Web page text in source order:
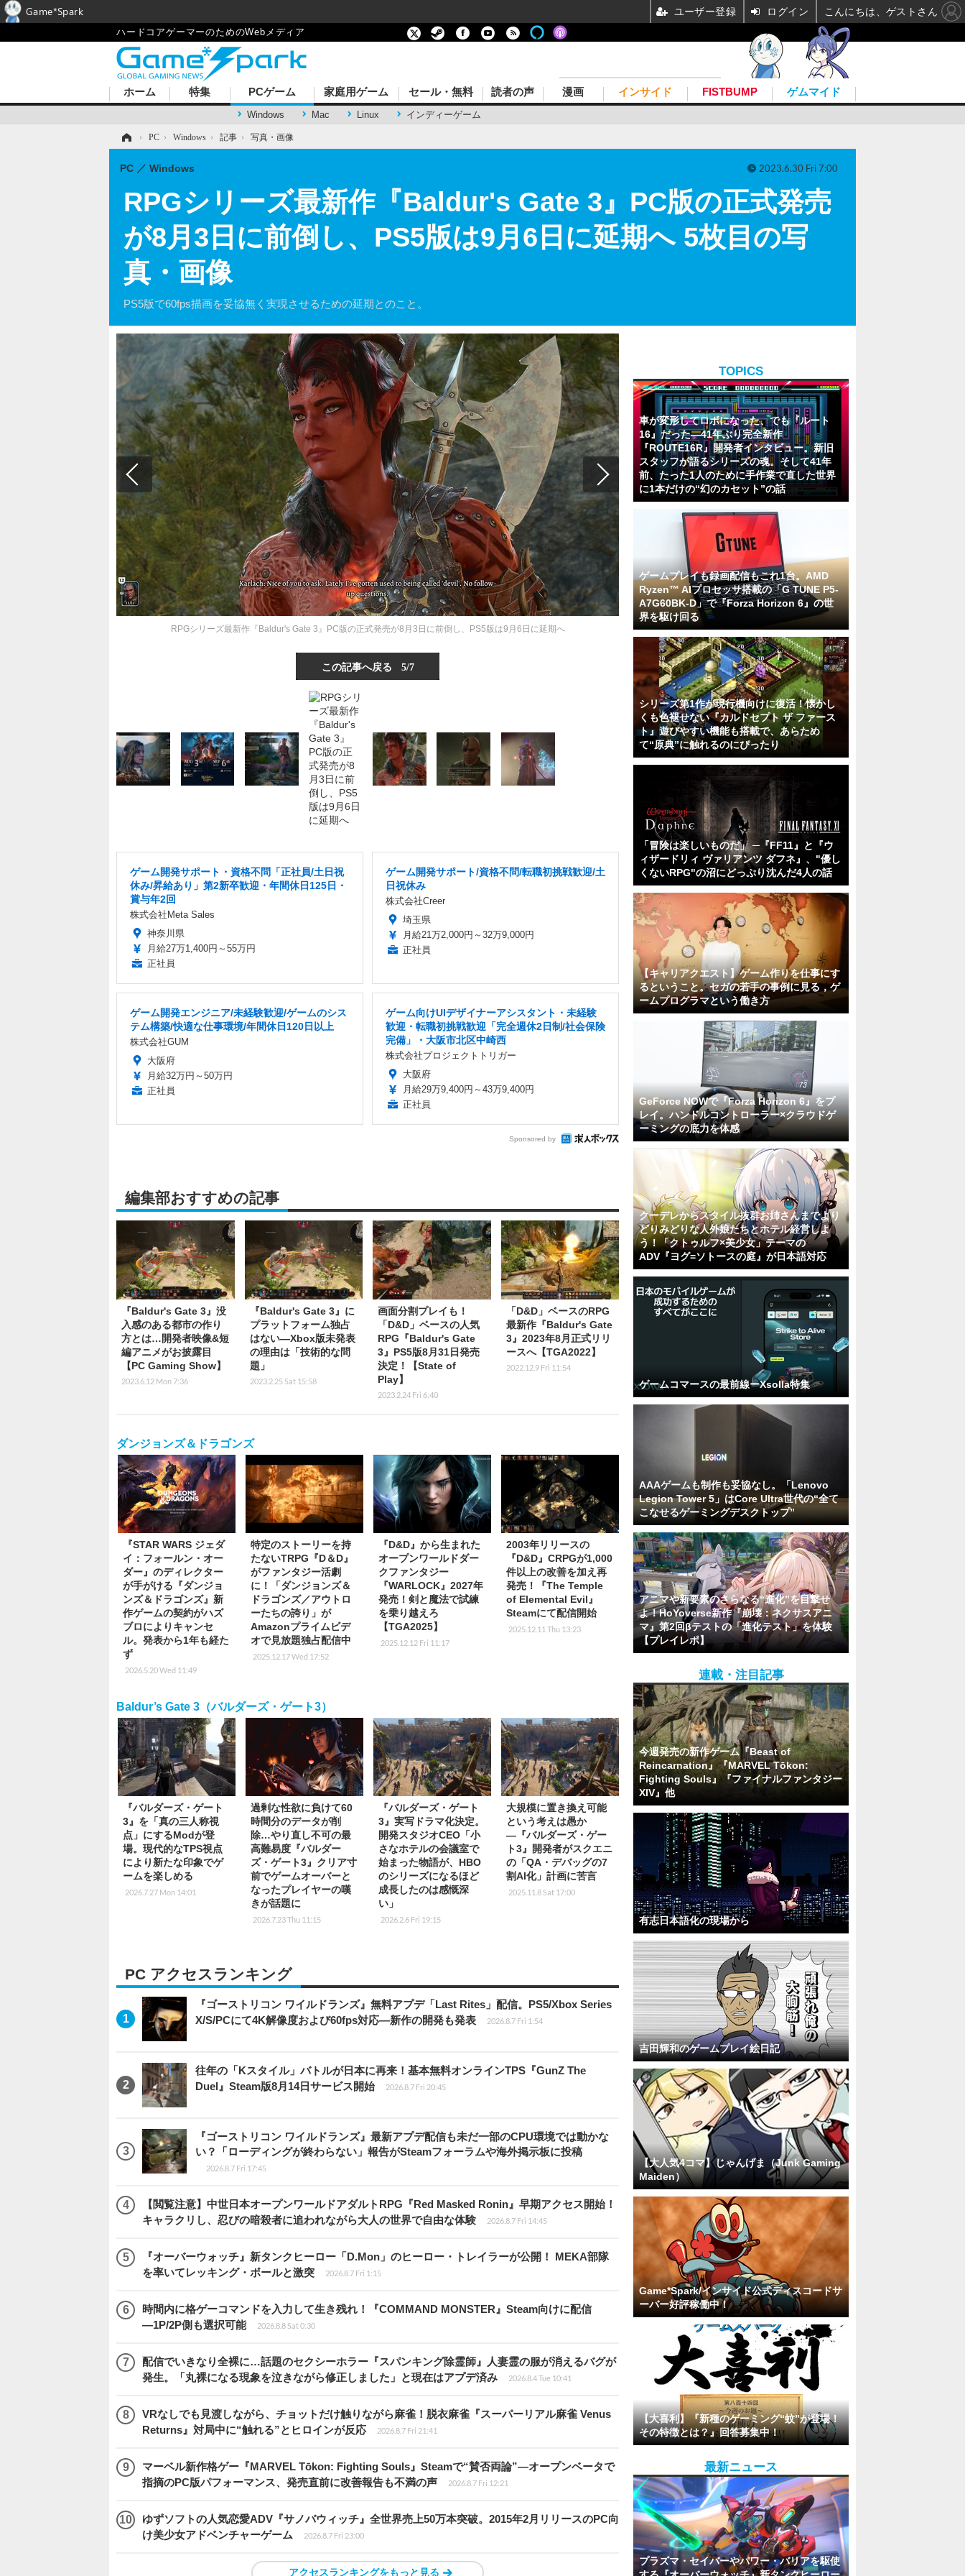
ハードコアゲーマーのためのWebメディア
ホーム 特集 PCゲーム
Windows Mac Linux インディーゲーム
家庭用ゲーム セール・無料 読者の声 漫画 インサイド FISTBUMP ゲムマイド
› PC › Windows › 記事 › 写真・画像
RPGシリーズ最新作『Baldur's Gate 3』PC版の正式発売
が8月3日に前倒し、PS5版は9月6日に延期へ 5枚目の写
真・画像
PS5版で60fps描画を妥協無く実現させるための延期とのこと。
PC Windows 2023.6.30 Fri 7:00
RPGシリーズ最新作『Baldur's Gate 3』PC版の正式発売が8月3日に前倒し、PS5版は9月6日に延期へ
この記事へ戻る 5/7
ゲーム開発サポート・資格不問「正社員/土日祝
休み/昇給あり」第2新卒歓迎・年間休日125日・
賞与年2回
株式会社Meta Sales
神奈川県
月給27万1,400円～55万円
正社員
ゲーム開発サポート/資格不問/転職初挑戦歓迎/土
日祝休み
株式会社Creer
埼玉県
月給21万2,000円～32万9,000円
正社員
ゲーム開発エンジニア/未経験歓迎/ゲームのシス
テム構築/快適な仕事環境/年間休日120日以上
株式会社GUM
大阪府
月給32万円～50万円
正社員
ゲーム向けUIデザイナーアシスタント・未経験
歓迎・転職初挑戦歓迎「完全週休2日制/社会保険
完備」・大阪市北区中崎西
株式会社プロジェクトトリガー
大阪府
月給29万9,400円～43万9,400円
正社員
Sponsored by
編集部おすすめの記事
『Baldur's Gate 3』没
入感のある都市の作り
方とは…開発者映像&短
編アニメがお披露目
【PC Gaming Show】
2023.6.12 Mon 7:36
『Baldur's Gate 3』に
プラットフォーム独占
はない―Xbox版未発表
の理由は「技術的な問
題」
2023.2.25 Sat 15:58
画面分割プレイも！
「D&D」ベースの人気
RPG『Baldur's Gate
3』PS5版8月31日発売
決定！【State of
Play】
2023.2.24 Fri 6:40
「D&D」ベースのRPG
最新作『Baldur's Gate
3』2023年8月正式リリ
ースへ【TGA2022】
2022.12.9 Fri 11:54
ダンジョンズ＆ドラゴンズ
『STAR WARS ジェダ
イ：フォールン・オー
ダー』のディレクター
が手がける『ダンジョ
ンズ＆ドラゴンズ』新
作ゲームの契約がハズ
ブロによりキャンセ
ル。発表から1年も経た
ず
2026.5.20 Wed 11:49
特定のストーリーを持
たないTRPG『D＆D』
がファンタジー活劇
に！「ダンジョンズ＆
ドラゴンズ／アウトロ
ーたちの誇り」が
Amazonプライムビデ
オで見放題独占配信中
2025.12.17 Wed 17:52
『D&D』から生まれた
オープンワールドダー
クファンタジー
『WARLOCK』2027年
発売！剣と魔法で試練
を乗り越えろ
【TGA2025】
2025.12.12 Fri 11:17
2003年リリースの
『D&D』CRPGが1,000
件以上の改善を加え再
発売！『The Temple
of Elemental Evil』
Steamにて配信開始
2025.12.11 Thu 13:23
Baldur’s Gate 3（バルダーズ・ゲート3）
『バルダーズ・ゲート
3』を「真の三人称視
点」にするModが登
場。現代的なTPS視点
により新たな印象でゲ
ームを楽しめる
2026.7.27 Mon 14:01
過剰な性欲に負けて60
時間分のデータが削
除…やり直し不可の最
高難易度『バルダー
ズ・ゲート3』クリア寸
前でゲームオーバーと
なったプレイヤーの嘆
きが話題に
2026.7.23 Thu 11:15
『バルダーズ・ゲート
3』実写ドラマ化決定。
開発スタジオCEO「小
さなホテルの会議室で
始まった物語が、HBO
のシリーズになるほど
成長したのは感慨深
い」
2026.2.6 Fri 19:15
大規模に置き換え可能
という考えは愚か
―『バルダーズ・ゲー
ト3』開発者がスクエニ
の「QA・デバッグの7
割AI化」計画に苦言
2025.11.8 Sat 17:00
PC アクセスランキング
『ゴーストリコン ワイルドランズ』無料アプデ「Last Rites」配信。PS5/Xbox Series
X/S/PCにて4K解像度および60fps対応―新作の開発も発表
2026.8.7 Fri 1:54
往年の「Kスタイル」バトルが日本に再来！基本無料オンラインTPS『GunZ The
Duel』Steam版8月14日サービス開始
2026.8.7 Fri 20:45
『ゴーストリコン ワイルドランズ』最新アプデ配信も未だ一部のCPU環境では動かな
い？「ローディングが終わらない」報告がSteamフォーラムや海外掲示板に投稿
2026.8.7 Fri 17:45
【閲覧注意】中世日本オープンワールドアダルトRPG『Red Masked Ronin』早期アクセス開始！
キャラクリし、忍びの暗殺者に追われながら大人の世界で自由な体験
2026.8.7 Fri 14:45
『オーバーウォッチ』新タンクヒーロー「D.Mon」のヒーロー・トレイラーが公開！ MEKA部隊
を率いてレッキング・ボールと激突
2026.8.7 Fri 1:15
時間内に格ゲーコマンドを入力して生き残れ！『COMMAND MONSTER』Steam向けに配信
―1P/2P側も選択可能
2026.8.8 Sat 0:30
配信でいきなり全裸に…話題のセクシーホラー『スパンキング除霊師』人妻霊の服が消えるバグが
発生。「丸裸になる現象を泣きながら修正しました」と現在はアプデ済み
2026.8.4 Tue 10:41
VRなしでも見渡しながら、チョットだけ触りながら麻雀！脱衣麻雀『スーパーリアル麻雀 Venus
Returns』対局中に“触れる”とヒロインが反応
2026.8.7 Fri 21:41
マーベル新作格ゲー『MARVEL Tōkon: Fighting Souls』Steamで“賛否両論”―オープンベータで
指摘のPC版パフォーマンス、発売直前に改善報告も不満の声
2026.8.7 Fri 12:21
ゆずソフトの人気恋愛ADV『サノバウィッチ』全世界売上50万本突破。2015年2月リリースのPC向
け美少女アドベンチャーゲーム
2026.8.7 Fri 23:00
アクセスランキングをもっと見る
TOPICS
車が変形してロボになった、でも『ルート
16』だった―41年ぶり完全新作
『ROUTE16R』開発者インタビュー。新旧
スタッフが語るシリーズの魂。そして41年
前、たった1人のために手作業で直した世界
に1本だけの“幻のカセット”の話
ゲームプレイも録画配信もこれ1台。AMD
Ryzen™ AIプロセッサ搭載の「G TUNE P5-
A7G60BK-D」で『Forza Horizon 6』の世
界を駆け回る
シリーズ第1作が現行機向けに復活！懐かし
くも色褪せない『カルドセプト ザ ファース
ト』遊びやすい機能も搭載で、あらため
て“原典”に触れるのにぴったり
「冒険は楽しいものだ」 ─『FF11』と『ウ
ィザードリィ ヴァリアンツ ダフネ』、"優し
くないRPG"の沼にどっぷり沈んだ4人の話
【キャリアクエスト】ゲーム作りを仕事にす
るということ。セガの若手の事例に見る，ゲ
ームプログラマという働き方
GeForce NOWで『Forza Horizon 6』をプ
レイ。ハンドルコントローラー×クラウドゲ
ーミングの底力を体感
クーデレからスタイル抜群お姉さんまでより
どりみどりな人外娘たちとホテル経営しよ
う！「クトゥルフ×美少女」テーマの
ADV『ヨグ=ソトースの庭』が日本語対応
ゲームコマースの最前線ーXsolla特集
AAAゲームも制作も妥協なし。「Lenovo
Legion Tower 5」はCore Ultra世代の“全て
こなせるゲーミングデスクトップ”
アニマや新要素のさらなる“進化”を目撃せ
よ！HoYoverse新作『崩壊：ネクサスアニ
マ』第2回βテストの「進化テスト」を体験
【プレイレポ】
連載・注目記事
今週発売の新作ゲーム『Beast of
Reincarnation』『MARVEL Tōkon:
Fighting Souls』『ファイナルファンタジー
XIV』他
有志日本語化の現場から
吉田輝和のゲームプレイ絵日記
【大人気4コマ】じゃんげま（Junk Gaming
Maiden）
Game*Spark/インサイド公式ディスコードサ
ーバー好評稼働中！
【大喜利】『新種のゲーミング“蚊”が登場！
その特徴とは？』回答募集中！
最新ニュース
プラズマ・セイバーやパワー・バリアを駆使
Game*Spark ユーザー登録 ログイン こんにちは、ゲストさん